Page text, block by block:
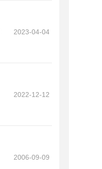
2023-04-04
2022-12-12
2006-09-09